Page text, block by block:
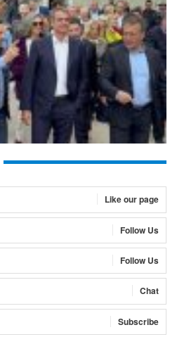
Like our page
Follow Us
Follow Us
Chat
Subscribe